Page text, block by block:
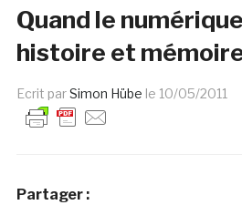
Quand le
histoire et
Ecrit parSimon Hübe le 10/05/2011
Partager :